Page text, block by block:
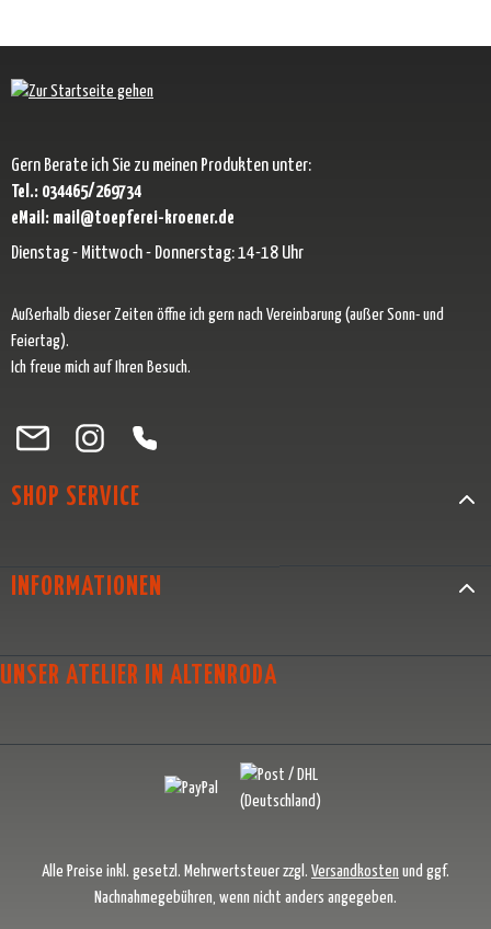
Gern Berate ich Sie zu meinen Produkten unter:
Tel.: 034465/269734
eMail: mail@toepferei-kroener.de
Dienstag - Mittwoch - Donnerstag: 14-18 Uhr
Außerhalb dieser Zeiten öffne ich gern nach Vereinbarung (außer Sonn- und
Feiertag).
Ich freue mich auf Ihren Besuch.
Besuche uns auf Facebook – öffnet in neuem Tab (externer Link)
Schau auf Instagram vorbei – öffnet in neuem Tab (externer Link)
Lass dich auf Pinterest inspirieren – öffnet in neuem Tab
Folge uns auf X – öffnet in neuem Tab (externer Link)
SHOP SERVICE
INFORMATIONEN
UNSER ATELIER IN ALTENRODA
Alle Preise inkl. gesetzl. Mehrwertsteuer zzgl. Versandkosten und ggf.
Nachnahmegebühren, wenn nicht anders angegeben.